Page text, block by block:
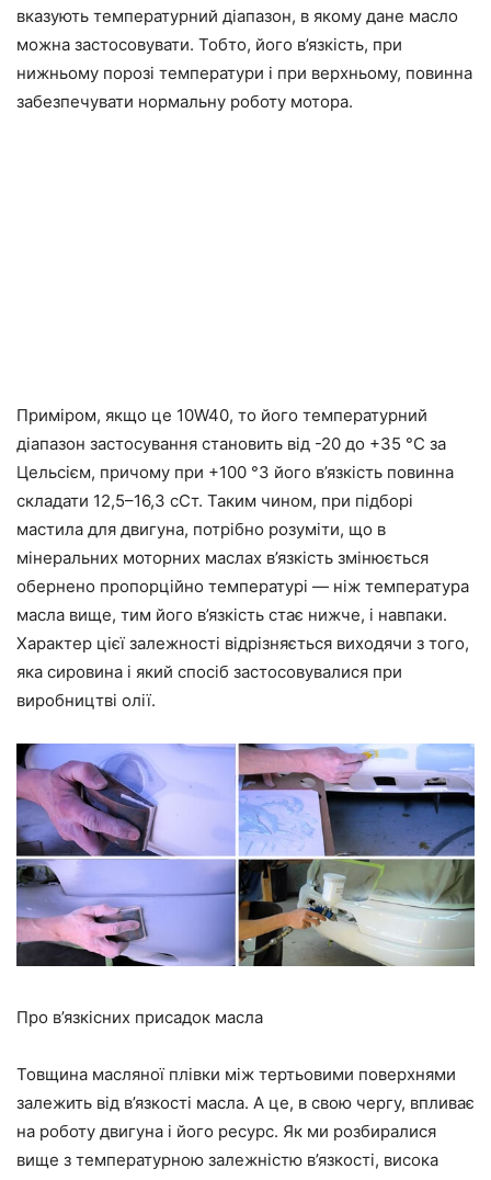
вказують температурний діапазон, в якому дане масло
можна застосовувати. Тобто, його в’язкість, при
нижньому порозі температури і при верхньому, повинна
забезпечувати нормальну роботу мотора.
Приміром, якщо це 10W40, то його температурний
діапазон застосування становить від -20 до +35 °С за
Цельсієм, причому при +100 °З його в’язкість повинна
складати 12,5–16,3 сСт. Таким чином, при підборі
мастила для двигуна, потрібно розуміти, що в
мінеральних моторних маслах в’язкість змінюється
обернено пропорційно температурі — ніж температура
масла вище, тим його в’язкість стає нижче, і навпаки.
Характер цієї залежності відрізняється виходячи з того,
яка сировина і який спосіб застосовувалися при
виробництві олії.
Про в’язкісних присадок масла
Товщина масляної плівки між тертьовими поверхнями
залежить від в’язкості масла. А це, в свою чергу, впливає
на роботу двигуна і його ресурс. Як ми розбиралися
вище з температурною залежністю в’язкості, висока